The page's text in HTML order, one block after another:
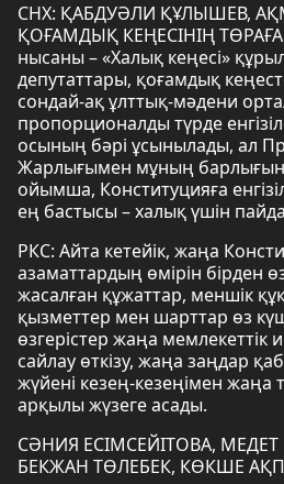
СНХ: ҚАБДУӘЛИ ҚҰЛЫШЕВ,
ҚОҒАМДЫҚ КЕҢЕСІНІҢ
нысаны – «Халық кеңесі»
депутаттары, қоғамдық
сондай-ақ ұлттық-мәдени
пропорционалды түрде
осының бәрі ұсынылады, ал
Жарлығымен мұның барлығын
ойымша, Конституцияға
ең бастысы – халық үшін
РКС: Айта кетейік, жаңа
азаматтардың өмірін бірден
жасалған құжаттар, меншік
қызметтер мен шарттар өз
өзгерістер жаңа мемлекеттік
сайлау өткізу, жаңа заңдар
жүйені кезең-кезеңімен жаңа
арқылы жүзеге асады.
СӘНИЯ ЕСІМСЕЙІТОВА,
БЕКЖАН ТӨЛЕБЕК, КӨКШЕ